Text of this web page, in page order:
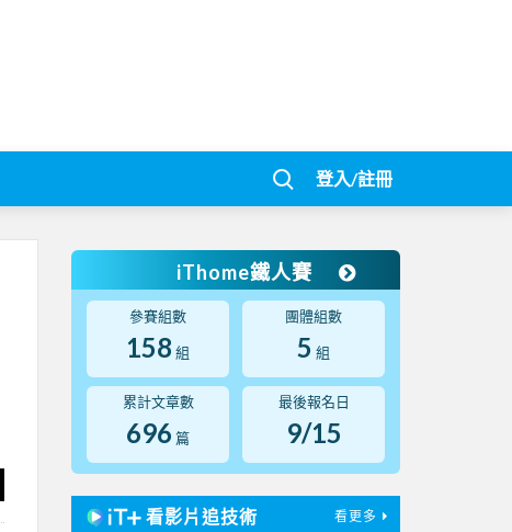
登入/註冊
iThome鐵人賽
參賽組數
158 組
團體組數
5 組
累計文章數
696 篇
最後報名日
9/15
看影片追技術 看更多